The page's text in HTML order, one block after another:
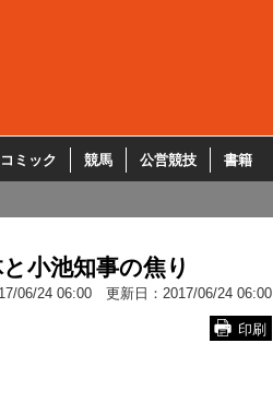
コミック 競馬 公営競技 書籍
小池知事の焦り
06/24 06:00 更新日： 2017/06/24 06:00
印刷